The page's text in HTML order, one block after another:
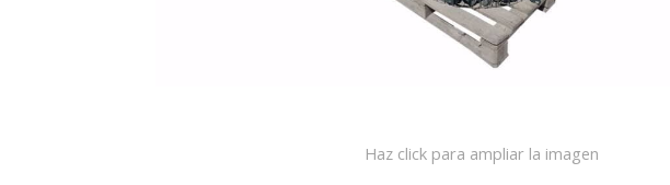
Haz click para ampliar la imagen